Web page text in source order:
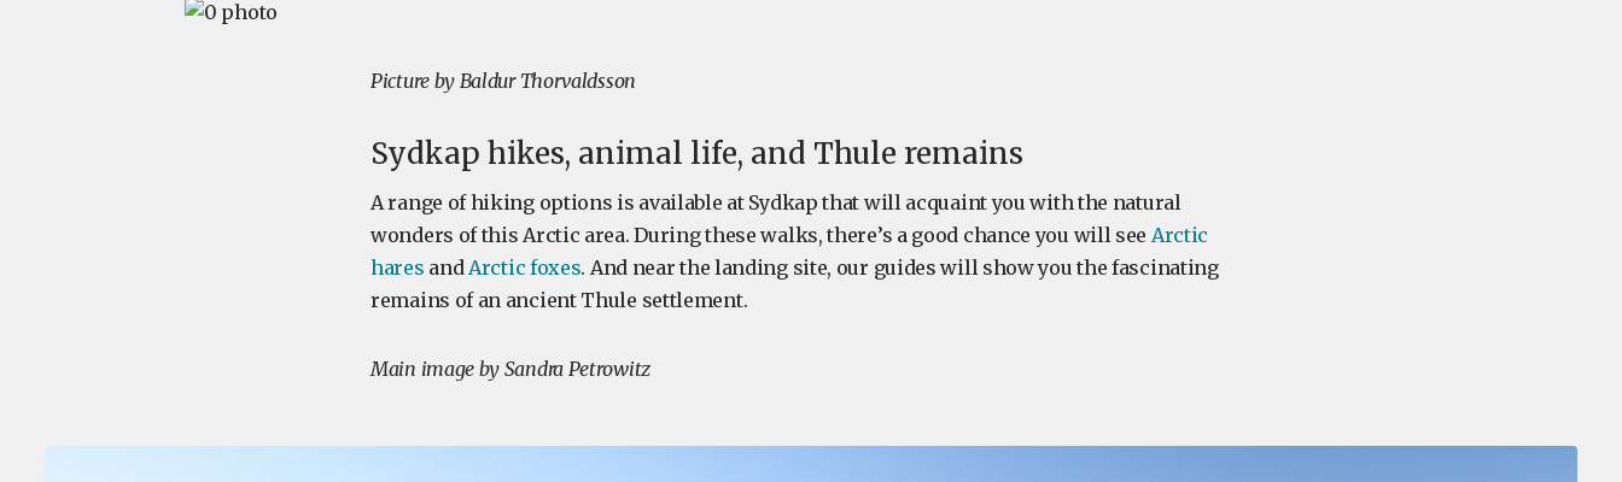
Picture by Baldur Thorvaldsson
Sydkap hikes, animal life, and Thule remains
A range of hiking options is available at Sydkap that will acquaint you with the natural
wonders of this Arctic area. During these walks, there’s a good chance you will see Arctic
hares andArctic foxes. And near the landing site, our guides will show you the fascinating
remains of an ancient Thule settlement.
Main image by Sandra Petrowitz